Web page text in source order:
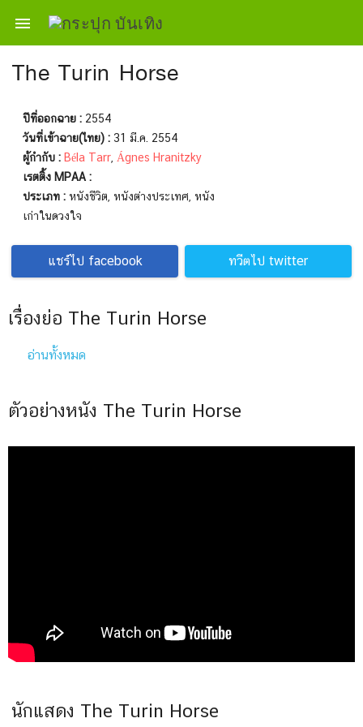

The Turin Horse
ปีที่ออกฉาย : 2554
วันที่เข้าฉาย(ไทย) : 31 มี.ค. 2554
ผู้กำกับ : Béla Tarr Ágnes Hranitzky
เรตติ้ง MPAA :
ประเภท : หนังชีวิต, หนังต่างประเทศ, หนัง
เก่าในดวงใจ
แชร์ไป facebook ทวีตไป twitter
เรื่องย่อ The Turin Horse
อ่านทั้งหมด
ตัวอย่างหนัง The Turin Horse
นักแสดง The Turin Horse